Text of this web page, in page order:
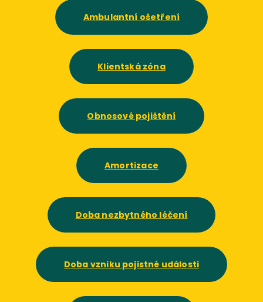
Ambulantní ošetření
Klientská zóna
Obnosové pojištění
Amortizace
Doba nezbytného léčení
Doba vzniku pojistné události